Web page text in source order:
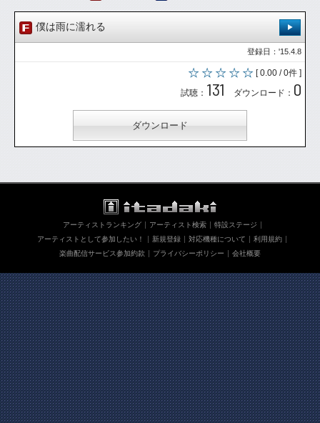
僕は雨に濡れる
登録日：'15.4.8
[ 0.00 / 0件 ]
試聴： 131 ダウンロード： 0
ダウンロード
アーティストランキング アーティスト検索
特設ステージ
アーティストとして参加したい！
新規登録 対応機種について
利用規約
楽曲配信サービス参加約款
プライバシーポリシー 会社概要